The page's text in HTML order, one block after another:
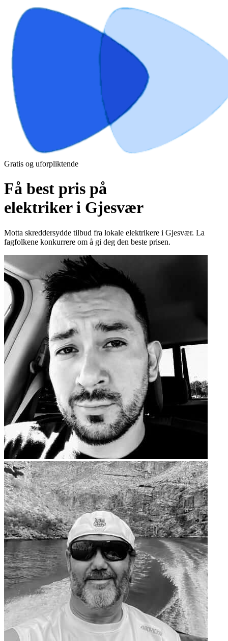
Gratis og uforpliktende
Få best pris på
elektriker i Gjesvær
Motta skreddersydde tilbud fra lokale elektrikere i Gjesvær. La
fagfolkene konkurrere om å gi deg den beste prisen.